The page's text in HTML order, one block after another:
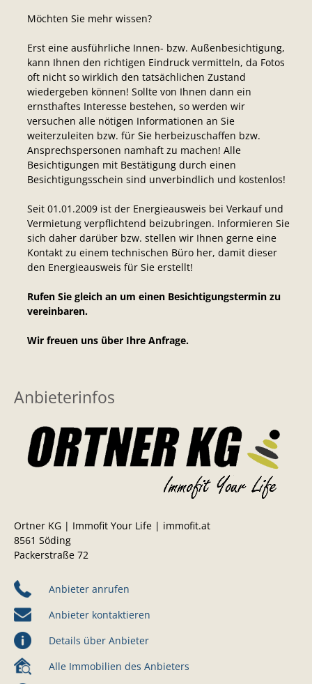
Möchten Sie mehr wissen?
Erst eine ausführliche Innen- bzw. Außenbesichtigung,
kann Ihnen den richtigen Eindruck vermitteln, da Fotos
oft nicht so wirklich den tatsächlichen Zustand
wiedergeben können! Sollte von Ihnen dann ein
ernsthaftes Interesse bestehen, so werden wir
versuchen alle nötigen Informationen an Sie
weiterzuleiten bzw. für Sie herbeizuschaffen bzw.
Ansprechspersonen namhaft zu machen! Alle
Besichtigungen mit Bestätigung durch einen
Besichtigungsschein sind unverbindlich und kostenlos!
Seit 01.01.2009 ist der Energieausweis bei Verkauf und
Vermietung verpflichtend beizubringen. Informieren Sie
sich daher darüber bzw. stellen wir Ihnen gerne eine
Kontakt zu einem technischen Büro her, damit dieser
den Energieausweis für Sie erstellt!
Rufen Sie gleich an um einen Besichtigungstermin zu
vereinbaren.
Wir freuen uns über Ihre Anfrage.
Anbieterinfos
Ortner KG | Immofit Your Life | immofit.at
8561 Söding
Packerstraße 72
Anbieter anrufen
Anbieter kontaktieren
Details über Anbieter
Alle Immobilien des Anbieters